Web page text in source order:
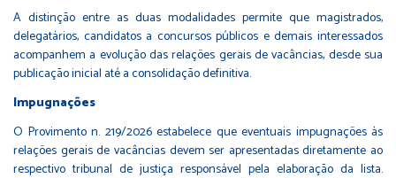
A distinção entre as duas modalidades permite que magistrados,
delegatários, candidatos a concursos públicos e demais interessados
acompanhem a evolução das relações gerais de vacâncias, desde sua
publicação inicial até a consolidação definitiva.
Impugnações
O Provimento n. 219/2026estabelece que eventuais impugnações às
relações gerais de vacâncias devem ser apresentadas diretamente ao
respectivo tribunal de justiça responsável pela elaboração da lista.